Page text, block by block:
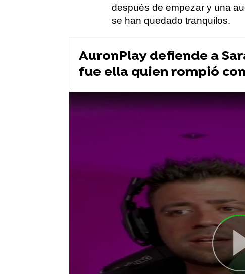
después de empezar y una
se han quedado tranquilos.
AuronPlay defiende a
fue ella quien rompió